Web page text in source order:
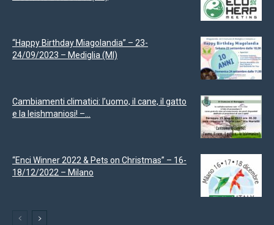
“Happy Birthday Miagolandia” – 23-
24/09/2023 – Mediglia (MI)
Cambiamenti climatici: l’uomo, il cane, il gatto
e la leishmaniosi! –...
“Enci Winner 2022 & Pets on Christmas” – 16-
18/12/2022 – Milano